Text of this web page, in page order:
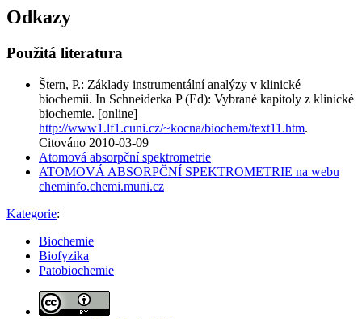
Odkazy
Použitá literatura
Štern, P.: Základy instrumentální analýzy v klinické
biochemii. In Schneiderka P (Ed): Vybrané kapitoly z klinické
biochemie. [online]
http://www1.lf1.cuni.cz/~kocna/biochem/text11.htm.
Citováno 2010-03-09
Atomová absorpční spektrometrie
ATOMOVÁ ABSORPČNÍ SPEKTROMETRIE na webu
cheminfo.chemi.muni.cz
Kategorie:
Biochemie
Biofyzika
Patobiochemie